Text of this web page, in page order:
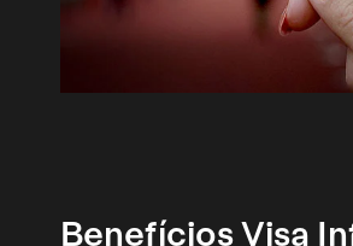
Benefícios Visa